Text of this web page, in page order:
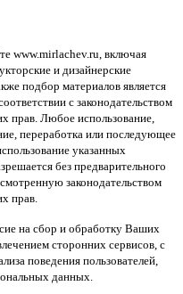
www.mirlachev.ru, включая
и дизайнерские
подбор материалов является
с законодательством
прав. Любое использование,
переработка или последующее
указанных
без предварительного
законодательством
прав.
на сбор и обработку Ваших
сторонних сервисов, с
поведения пользователей,
данных.